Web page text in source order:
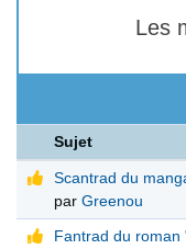
Les
Sujet
Scantrad du
par Greenou
Fantrad du roman